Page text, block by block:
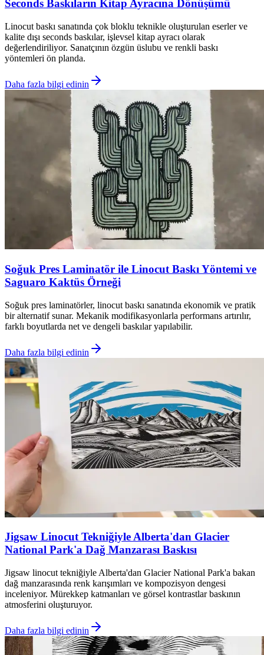
Seconds Baskıların Kitap Ayracına Dönüşümü
Linocut baskı sanatında çok bloklu teknikle oluşturulan eserler ve
kalite dışı seconds baskılar, işlevsel kitap ayracı olarak
değerlendiriliyor. Sanatçının özgün üslubu ve renkli baskı
yöntemleri ön planda.
Daha fazla bilgi edinin
Soğuk Pres Laminatör ile Linocut Baskı Yöntemi ve
Saguaro Kaktüs Örneği
Soğuk pres laminatörler, linocut baskı sanatında ekonomik ve pratik
bir alternatif sunar. Mekanik modifikasyonlarla performans artırılır,
farklı boyutlarda net ve dengeli baskılar yapılabilir.
Daha fazla bilgi edinin
Jigsaw Linocut Tekniğiyle Alberta'dan Glacier
National Park'a Dağ Manzarası Baskısı
Jigsaw linocut tekniğiyle Alberta'dan Glacier National Park'a bakan
dağ manzarasında renk karışımları ve kompozisyon dengesi
inceleniyor. Mürekkep katmanları ve görsel kontrastlar baskının
atmosferini oluşturuyor.
Daha fazla bilgi edinin